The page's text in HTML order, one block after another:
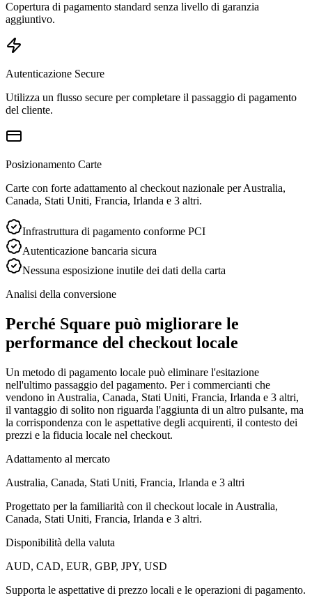
Copertura di pagamento standard senza livello di garanzia
aggiuntivo.
Autenticazione Secure
Utilizza un flusso secure per completare il passaggio di pagamento
del cliente.
Posizionamento Carte
Carte con forte adattamento al checkout nazionale per Australia,
Canada, Stati Uniti, Francia, Irlanda e 3 altri.
Infrastruttura di pagamento conforme PCI
Autenticazione bancaria sicura
Nessuna esposizione inutile dei dati della carta
Analisi della conversione
Perché Square può migliorare le
performance del checkout locale
Un metodo di pagamento locale può eliminare l'esitazione
nell'ultimo passaggio del pagamento. Per i commercianti che
vendono in Australia, Canada, Stati Uniti, Francia, Irlanda e 3 altri,
il vantaggio di solito non riguarda l'aggiunta di un altro pulsante, ma
la corrispondenza con le aspettative degli acquirenti, il contesto dei
prezzi e la fiducia locale nel checkout.
Adattamento al mercato
Australia, Canada, Stati Uniti, Francia, Irlanda e 3 altri
Progettato per la familiarità con il checkout locale in Australia,
Canada, Stati Uniti, Francia, Irlanda e 3 altri.
Disponibilità della valuta
AUD, CAD, EUR, GBP, JPY, USD
Supporta le aspettative di prezzo locali e le operazioni di pagamento.